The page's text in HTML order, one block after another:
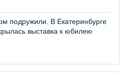
подружили. В Екатеринбурге
выставка к юбилею